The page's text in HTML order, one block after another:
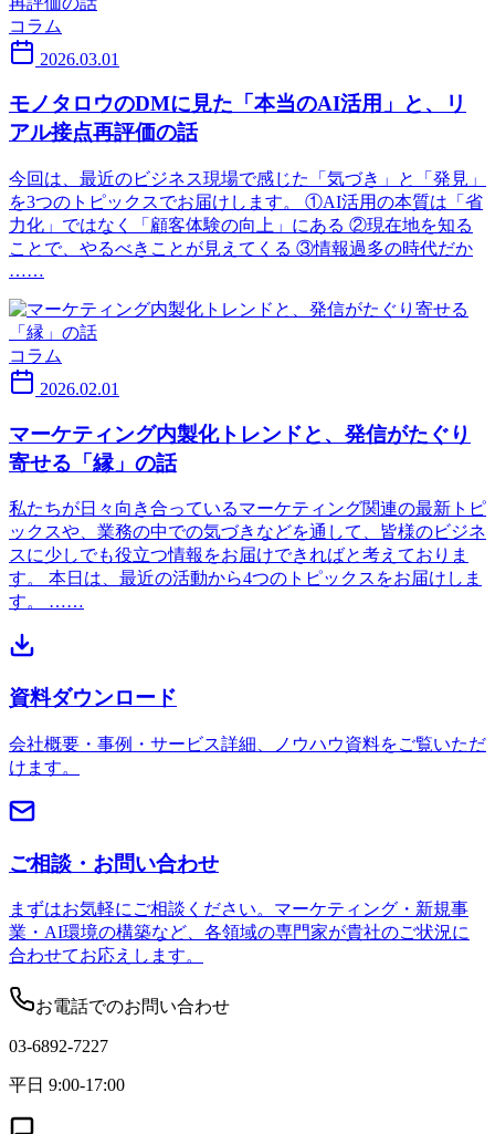
コラム
2026.03.01
モノタロウのDMに見た「本当のAI活用」と、リ
アル接点再評価の話
今回は、最近のビジネス現場で感じた「気づき」と「発見」
を3つのトピックスでお届けします。 ①AI活用の本質は「省
力化」ではなく「顧客体験の向上」にある ②現在地を知る
ことで、やるべきことが見えてくる ③情報過多の時代だか
……
コラム
2026.02.01
マーケティング内製化トレンドと、発信がたぐり
寄せる「縁」の話
私たちが日々向き合っているマーケティング関連の最新トピ
ックスや、業務の中での気づきなどを通して、皆様のビジネ
スに少しでも役立つ情報をお届けできればと考えておりま
す。 本日は、最近の活動から4つのトピックスをお届けしま
す。 ……
資料ダウンロード
会社概要・事例・サービス詳細、ノウハウ資料をご覧いただ
けます。
ご相談・お問い合わせ
まずはお気軽にご相談ください。マーケティング・新規事
業・AI環境の構築など、各領域の専門家が貴社のご状況に
合わせてお応えします。
お電話でのお問い合わせ
03-6892-7227
平日 9:00-17:00